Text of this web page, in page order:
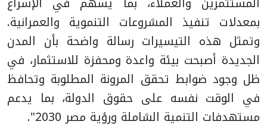
بمعدلات تنفيذ المشروعات التنموية والعمرانية.
وتمثل هذه التيسيرات رسالة واضحة بأن المدن
الجديدة أصبحت بيئة واعدة ومحفزة للاستثمار، في
ظل وجود ضوابط تحقق المرونة المطلوبة وتحافظ
في الوقت نفسه على حقوق الدولة، بما يدعم
مستهدفات التنمية الشاملة ورؤية مصر 2030".